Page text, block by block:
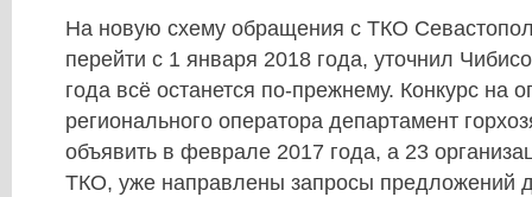
На новую схему обращения с ТКО
перейти с 1 января 2018 года, уточнил
года всё останется по-прежнему. Конкурс на
регионального оператора департамент
объявить в феврале 2017 года, а 23
ТКО, уже направлены запросы предложений